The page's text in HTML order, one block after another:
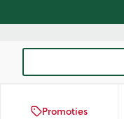
Promoties